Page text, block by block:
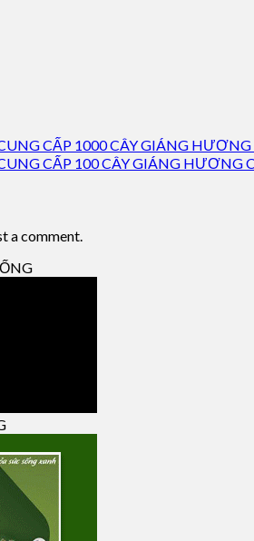
CẤP 1000 CÂY GIÁNG
CẤP 100 CÂY GIÁNG
a comment.